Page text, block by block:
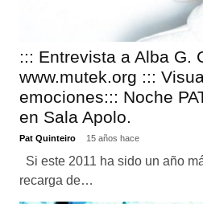
::: Entrevista a Alba G.
www.mutek.org :::
emociones::: Noche
en Sala Apolo.
Pat Quinteiro 15 años hace
Si este 2011 ha sido un año
recarga de…